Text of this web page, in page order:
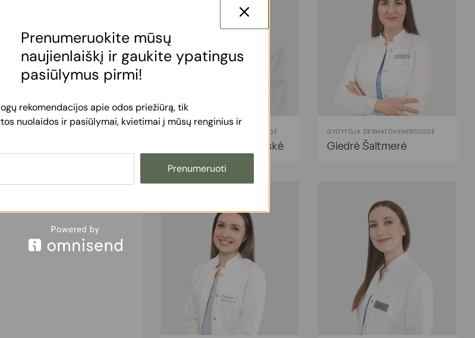
GYDYTOJA DERMATOVENEROLOGĖ
Alina Vilkaitė-Kitkovskė
GYDYTOJA DERMATOVENEROLOGĖ
Giedrė Šaltmerė
Prenumeruokite mūsų
naujienlaiškį ir gaukite ypatingus
pasiūlymus pirmi!
rekomendacijos apie odos priežiūrą, tik
nuolaidos ir pasiūlymai, kvietimai į mūsų renginius ir
Prenumeruoti